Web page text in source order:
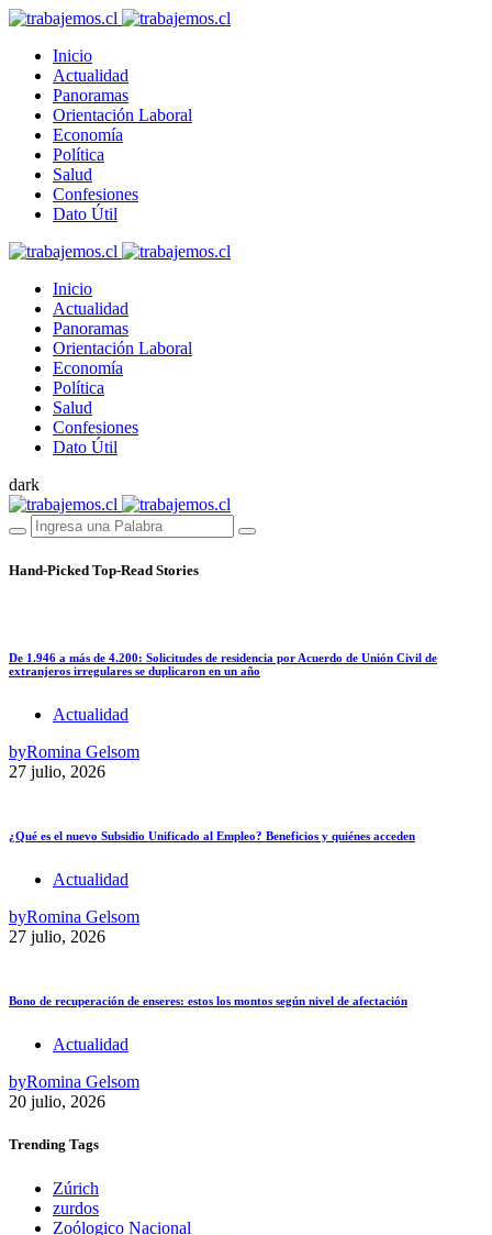
Inicio
Actualidad
Panoramas
Orientación Laboral
Economía
Política
Salud
Confesiones
Dato Útil
Inicio
Actualidad
Panoramas
Orientación Laboral
Economía
Política
Salud
Confesiones
Dato Útil
dark
Hand-Picked Top-Read Stories
De 1.946 a más de 4.200: Solicitudes de residencia por Acuerdo de Unión Civil de
extranjeros irregulares se duplicaron en un año
Actualidad
byRomina Gelsom
27 julio, 2026
¿Qué es el nuevo Subsidio Unificado al Empleo? Beneficios y quiénes acceden
Actualidad
byRomina Gelsom
27 julio, 2026
Bono de recuperación de enseres: estos los montos según nivel de afectación
Actualidad
byRomina Gelsom
20 julio, 2026
Trending Tags
Zúrich
zurdos
Zoólogico Nacional